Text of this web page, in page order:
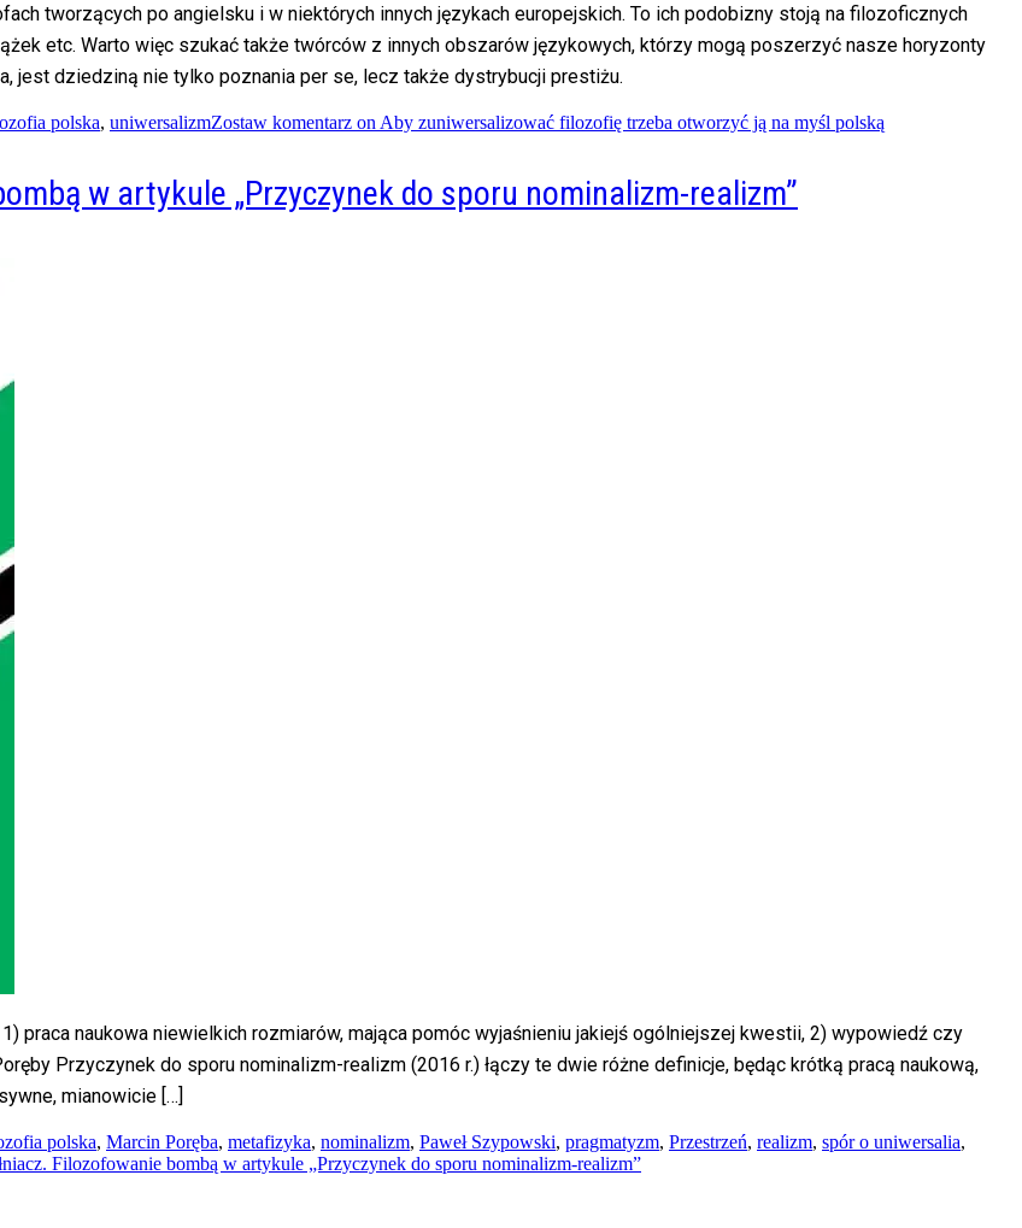
tworzących po angielsku i w niektórych innych językach europejskich. To ich podobizny stoją na filozoficznych
etc. Warto więc szukać także twórców z innych obszarów językowych, którzy mogą poszerzyć nasze horyzonty
jest dziedziną nie tylko poznania per se, lecz także dystrybucji prestiżu.
polska, uniwersalizmZostaw komentarz on Aby zuniwersalizować filozofię trzeba otworzyć ją na myśl polską
w artykule „Przyczynek do sporu nominalizm-realizm”
praca naukowa niewielkich rozmiarów, mająca pomóc wyjaśnieniu jakiejś ogólniejszej kwestii, 2) wypowiedź czy
Przyczynek do sporu nominalizm-realizm (2016 r.) łączy te dwie różne definicje, będąc krótką pracą naukową,
mianowicie […]
polska, Marcin Poręba, metafizyka, nominalizm, Paweł Szypowski, pragmatyzm, Przestrzeń, realizm, spór o uniwersalia,
Filozofowanie bombą w artykule „Przyczynek do sporu nominalizm-realizm”